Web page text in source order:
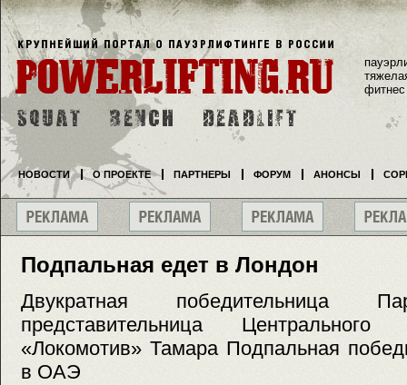
Подпальная едет в Лондон
Двукратная победительница
представительница
«Локомотив» Тамара Подпальная
в ОАЭ
фитнес
НОВОСТИ О ПРОЕКТЕ ПАРТНЕРЫ ФОРУМ АНОНСЫ